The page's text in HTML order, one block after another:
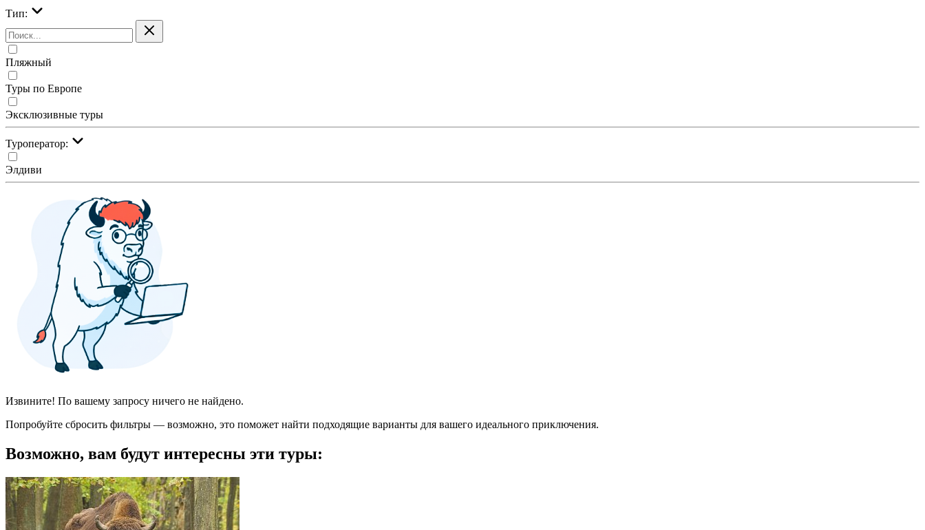
Тип:
Пляжный
Туры по Европе
Эксклюзивные туры
Туроператор:
Элдиви
Извините! По вашему запросу ничего не найдено.
Попробуйте сбросить фильтры — возможно, это поможет найти подходящие варианты для вашего идеального приключения.
Возможно, вам будут интересны эти туры: